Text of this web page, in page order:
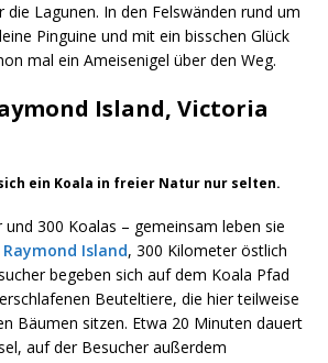
die Lagunen. In den Felswänden rund um
Pinguine und mit ein bisschen Glück
mal ein Ameisenigel über den Weg.
Island, Victoria
ein Koala in freier Natur nur selten.
und 300 Koalas – gemeinsam leben sie
Raymond Island, 300 Kilometer östlich
begeben sich auf dem Koala Pfad
Beuteltiere, die hier teilweise
Bäumen sitzen. Etwa 20 Minuten dauert
auf der Besucher außerdem